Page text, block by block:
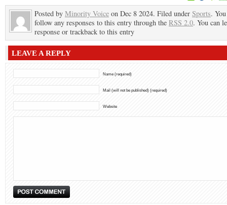
Posted by Minority Voice on Dec 8 2024. Filed under Sports.
follow any responses to this entry through the RSS 2.0. You can
response or trackback to this entry
LEAVE A REPLY
Name (required)
Mail (will not be published) (required)
Website